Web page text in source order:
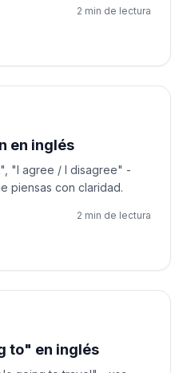
2 min de lectura
en inglés
"I agree / I disagree" -
piensas con claridad.
2 min de lectura
to" en inglés